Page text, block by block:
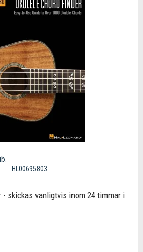
HL00695803
- skickas vanligtvis inom 24 timmar i